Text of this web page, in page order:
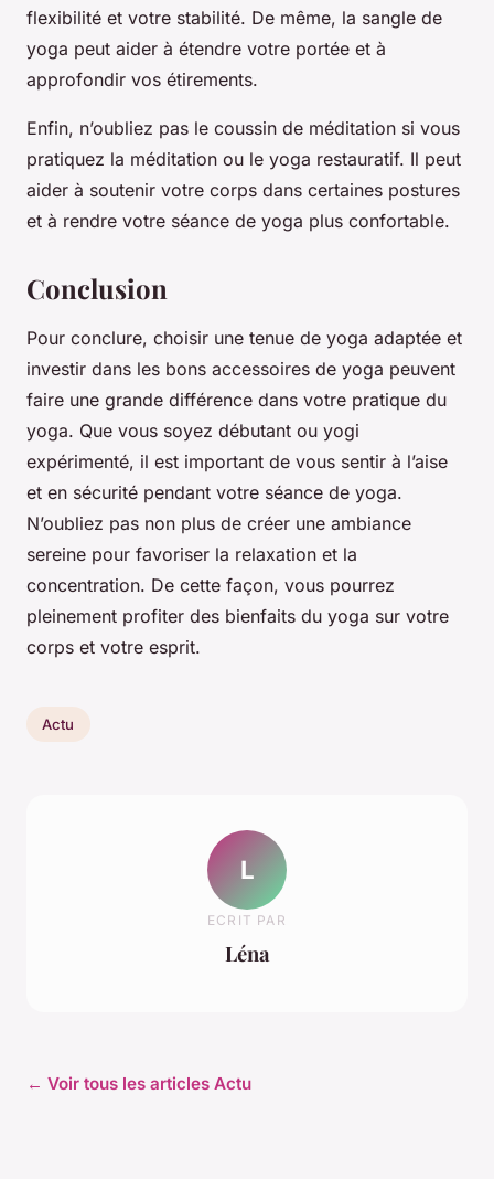
flexibilité et votre stabilité. De même, la sangle de
yoga peut aider à étendre votre portée et à
approfondir vos étirements.
Enfin, n’oubliez pas le coussin de méditation si vous
pratiquez la méditation ou le yoga restauratif. Il peut
aider à soutenir votre corps dans certaines postures
et à rendre votre séance de yoga plus confortable.
Conclusion
Pour conclure, choisir une tenue de yoga adaptée et
investir dans les bons accessoires de yoga peuvent
faire une grande différence dans votre pratique du
yoga. Que vous soyez débutant ou yogi
expérimenté, il est important de vous sentir à l’aise
et en sécurité pendant votre séance de yoga.
N’oubliez pas non plus de créer une ambiance
sereine pour favoriser la relaxation et la
concentration. De cette façon, vous pourrez
pleinement profiter des bienfaits du yoga sur votre
corps et votre esprit.
Actu
L
ECRIT PAR
Léna
← Voir tous les articles Actu